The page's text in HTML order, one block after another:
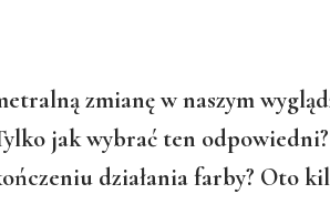
zmianę w naszym
jak wybrać ten
działania farby? Oto